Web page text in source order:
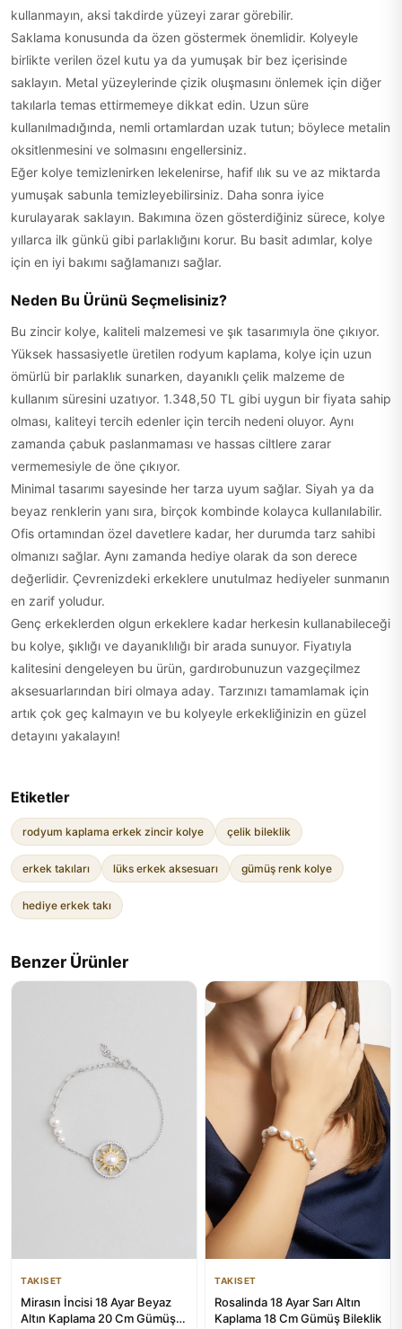
kullanmayın, aksi takdirde yüzeyi zarar görebilir.
Saklama konusunda da özen göstermek önemlidir. Kolyeyle
birlikte verilen özel kutu ya da yumuşak bir bez içerisinde
saklayın. Metal yüzeylerinde çizik oluşmasını önlemek için diğer
takılarla temas ettirmemeye dikkat edin. Uzun süre
kullanılmadığında, nemli ortamlardan uzak tutun; böylece metalin
oksitlenmesini ve solmasını engellersiniz.
Eğer kolye temizlenirken lekelenirse, hafif ılık su ve az miktarda
yumuşak sabunla temizleyebilirsiniz. Daha sonra iyice
kurulayarak saklayın. Bakımına özen gösterdiğiniz sürece, kolye
yıllarca ilk günkü gibi parlaklığını korur. Bu basit adımlar, kolye
için en iyi bakımı sağlamanızı sağlar.
Neden Bu Ürünü Seçmelisiniz?
Bu zincir kolye, kaliteli malzemesi ve şık tasarımıyla öne çıkıyor.
Yüksek hassasiyetle üretilen rodyum kaplama, kolye için uzun
ömürlü bir parlaklık sunarken, dayanıklı çelik malzeme de
kullanım süresini uzatıyor. 1.348,50 TL gibi uygun bir fiyata sahip
olması, kaliteyi tercih edenler için tercih nedeni oluyor. Aynı
zamanda çabuk paslanmaması ve hassas ciltlere zarar
vermemesiyle de öne çıkıyor.
Minimal tasarımı sayesinde her tarza uyum sağlar. Siyah ya da
beyaz renklerin yanı sıra, birçok kombinde kolayca kullanılabilir.
Ofis ortamından özel davetlere kadar, her durumda tarz sahibi
olmanızı sağlar. Aynı zamanda hediye olarak da son derece
değerlidir. Çevrenizdeki erkeklere unutulmaz hediyeler sunmanın
en zarif yoludur.
Genç erkeklerden olgun erkeklere kadar herkesin kullanabileceği
bu kolye, şıklığı ve dayanıklılığı bir arada sunuyor. Fiyatıyla
kalitesini dengeleyen bu ürün, gardırobunuzun vazgeçilmez
aksesuarlarından biri olmaya aday. Tarzınızı tamamlamak için
artık çok geç kalmayın ve bu kolyeyle erkekliğinizin en güzel
detayını yakalayın!
Etiketler
rodyum kaplama erkek zincir kolye çelik bileklik
erkek takıları lüks erkek aksesuarı gümüş renk kolye
hediye erkek takı
Benzer Ürünler
TAKISET
Mirasın İncisi 18 Ayar Beyaz
Altın Kaplama 20 Cm Gümüş
TAKISET
Rosalinda 18 Ayar Sarı Altın
Kaplama 18 Cm Gümüş Bileklik